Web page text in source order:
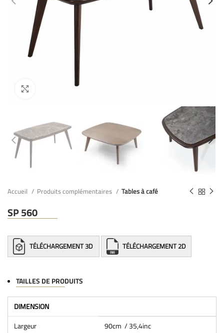
Accueil Produits complémentaires Tables à café
SP 560
TÉLÉCHARGEMENT 3D TÉLÉCHARGEMENT 2D
TAILLES DE PRODUITS
DIMENSION
Largeur
90cm / 35,4inc